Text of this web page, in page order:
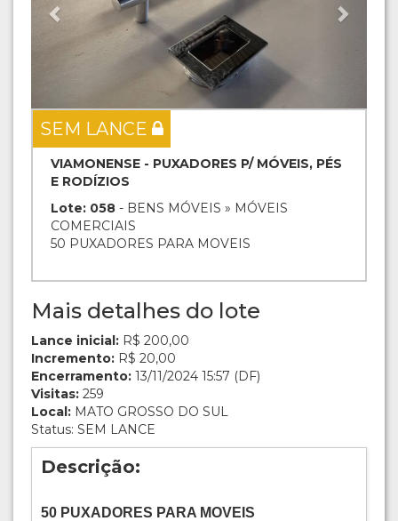
SEM LANCE
VIAMONENSE - PUXADORES P/ MÓVEIS, PÉS
E RODÍZIOS
Lote: 058 - BENS MÓVEIS » MÓVEIS
COMERCIAIS
50 PUXADORES PARA MOVEIS
Mais detalhes do lote
Lance inicial: R$ 200,00
Incremento: R$ 20,00
Encerramento: 13/11/2024 15:57 (DF)
Visitas: 259
Local: MATO GROSSO DO SUL
Status: SEM LANCE
Descrição:
50 PUXADORES PARA MOVEIS